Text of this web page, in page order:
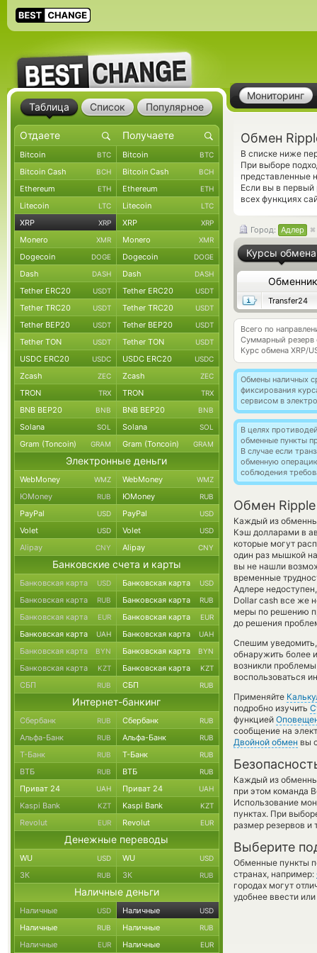
Мониторинг
Обмен
В списке ниже
При выборе
представленные
Если вы в первый
всех функциях
Город: Адлер
Курсы обмена
Обменник
Transfer24
Всего по
Суммарный резерв
Курс обмена XRP/
Обмены наличных
фиксирования
сервисом в
В целях
обменные пункты
В случае если
обменную
соблюдения
Обмен Ripple
Каждый из
Кэш долларами в
которые могут
один раз мышкой
вы не нашли
временные
Адлере
Dollar cash все же
меры по решению
до решения
Спешим
обнаружить более
возникли
воспользоваться
Применяйте
подробно изучить
функцией
сообщение на
Двойной обмен вы
Каждый из
при этом команда
Использование
пунктах. При
размер резервов и
Выберите
Обменные пункты
странах, например:
городах могут
удобнее ввести
Таблица Список Популярное
Bitcoin BTC Bitcoin BTC
Bitcoin Cash BCH Bitcoin Cash BCH
Ethereum ETH Ethereum ETH
Litecoin LTC Litecoin LTC
XRP XRP XRP XRP
Monero XMR Monero XMR
Dogecoin DOGE Dogecoin DOGE
Dash DASH Dash DASH
Tether ERC20 USDT Tether ERC20 USDT
Tether TRC20 USDT Tether TRC20 USDT
Tether BEP20 USDT Tether BEP20 USDT
Tether TON USDT Tether TON USDT
USDC ERC20 USDC USDC ERC20 USDC
Zcash ZEC Zcash ZEC
TRON TRX TRON TRX
BNB BEP20 BNB BNB BEP20 BNB
Solana SOL Solana SOL
Gram (Toncoin) GRAM Gram (Toncoin) GRAM
Электронные деньги
WebMoney WMZ WebMoney WMZ
ЮMoney RUB ЮMoney RUB
PayPal USD PayPal USD
Volet USD Volet USD
Alipay CNY Alipay CNY
Банковские счета и карты
Банковская карта USD Банковская карта USD
Банковская карта RUB Банковская карта RUB
Банковская карта EUR Банковская карта EUR
Банковская карта UAH Банковская карта UAH
Банковская карта BYN Банковская карта BYN
Банковская карта KZT Банковская карта KZT
СБП RUB СБП RUB
Интернет-банкинг
Сбербанк RUB Сбербанк RUB
Альфа-Банк RUB Альфа-Банк RUB
Т-Банк RUB Т-Банк RUB
ВТБ RUB ВТБ RUB
Приват 24 UAH Приват 24 UAH
Kaspi Bank KZT Kaspi Bank KZT
Revolut EUR Revolut EUR
Денежные переводы
WU USD WU USD
ЗК RUB ЗК RUB
Наличные деньги
Наличные USD Наличные USD
Наличные RUB Наличные RUB
Наличные EUR Наличные EUR